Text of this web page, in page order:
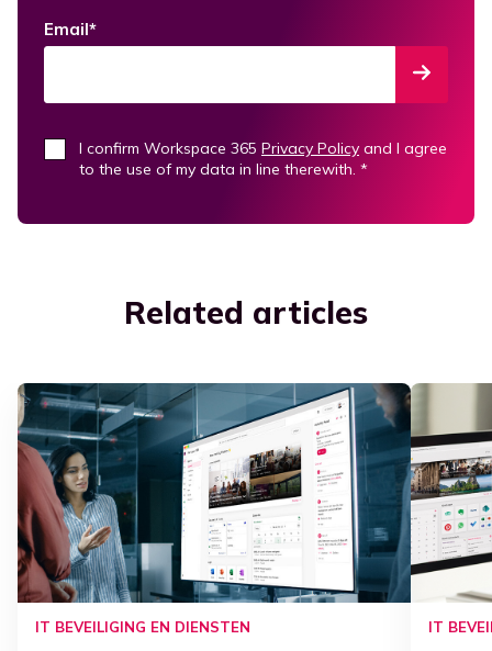
Email*
I confirm Workspace 365 Privacy Policy and I agree
to the use of my data in line therewith. *
Related articles
IT BEVEILIGING EN DIENSTEN IT